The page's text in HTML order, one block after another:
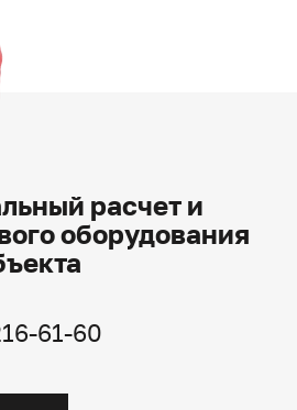
расчет и
оборудования
61-60